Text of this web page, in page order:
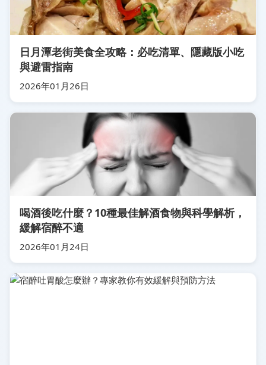
日月潭老街美食全攻略：必吃清單、隱藏版小吃
與避雷指南
2026年01月26日
喝酒後吃什麼？10種最佳解酒食物與科學解析，
緩解宿醉不適
2026年01月24日